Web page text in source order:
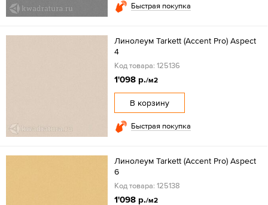
Быстрая покупка
Линолеум Tarkett (Accent Pro) Aspect
4
Код товара: 125136
1'098 р./м2
В корзину
Быстрая покупка
Линолеум Tarkett (Accent Pro) Aspect
6
Код товара: 125138
1'098 р./м2